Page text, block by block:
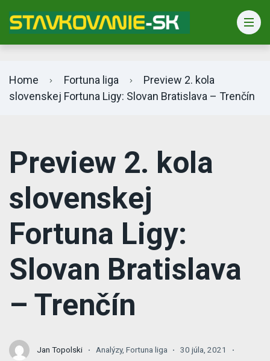
Home Fortuna liga
Preview 2. kola
slovenskej Fortuna Ligy: Slovan Bratislava – Trenčín
Preview 2. kola
slovenskej
Fortuna Ligy:
Slovan Bratislava
– Trenčín
Jan Topolski Analýzy, Fortuna liga
30 júla, 2021
Bet365 info